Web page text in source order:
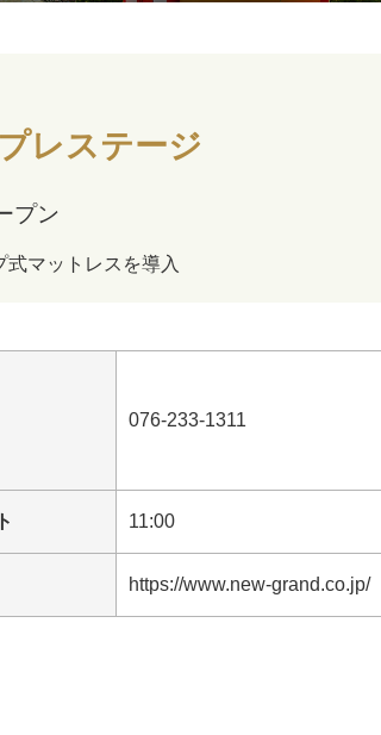
レステージ
プン
マットレスを導入
076-233-1311
11:00
https://www.new-grand.co.jp/